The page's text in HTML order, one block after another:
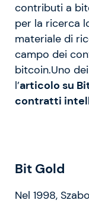
contributi a
per la ricerca
materiale di
campo dei
bitcoin.Uno
l’articolo su
contratti
Bit Gold
Nel 1998,